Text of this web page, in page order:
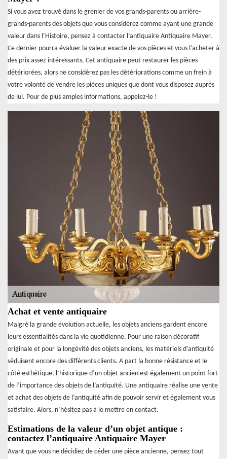
Si vous avez trouvé dans le grenier de vos grands-parents ou arrière-
grands-parents des objets que vous considérez comme ayant une grande
valeur dans l’Histoire, pensez à contacter l’antiquaire Antiquaire Mayer.
Ce dernier pourra évaluer la valeur exacte de vos pièces et vous l’acheter à
des prix assez intéressants. Cet antiquaire peut restaurer les pièces
détériorées, alors ne considérez pas les détériorations comme un frein à
votre volonté de vendre les pièces uniques que dont vous disposez auprès
de lui. Pour de plus amples informations, appelez-le !
Achat et vente antiquaire
Malgré la grande évolution actuelle, les objets anciens gardent encore
leurs essentialités dans la vie quotidienne. Pour une raison décoratif
originale et pour la longévité des objets anciens, les matériels d’antiquité
séduisent encore des différents clients. A part la bonne résistance et le
côté esthétique, l’historique d’un objet ancien est également un point fort
de l’importance des objets de l’antiquité. Une antiquaire réalise une vente
et achat des objets de l’antiquité afin de pouvoir servir et également vous
satisfaire. Alors, n’hésitez pas à le mettre en contact.
Estimations de la valeur d’un objet antique :
contactez l’antiquaire Antiquaire Mayer
Avant que vous ne décidiez de céder une pièce ancienne, pensez tout